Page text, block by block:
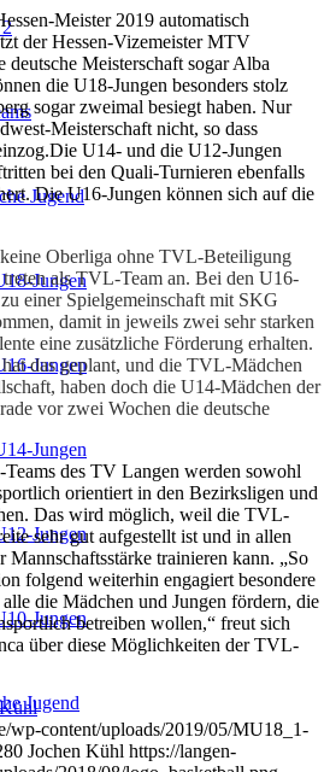
Jugend
Jungen
Jungen
Jungen
Jungen
Jungen
Jugend
Meister 2019 automatisch
der Hessen-Vizemeister MTV
Meisterschaft sogar Alba
die U18-Jungen besonders stolz
sogar zweimal besiegt haben. Nur
Meisterschaft nicht, so dass
U14- und die U12-Jungen
bei den Quali-Turnieren ebenfalls
Die U16-Jungen können sich auf die
Oberliga ohne TVL-Beteiligung
als TVL-Team an. Bei den U16-
einer Spielgemeinschaft mit SKG
damit in jeweils zwei sehr starken
eine zusätzliche Förderung erhalten.
das geplant, und die TVL-Mädchen
haben doch die U14-Mädchen der
vor zwei Wochen die deutsche
des TV Langen werden sowohl
orientiert in den Bezirksligen und
Das wird möglich, weil die TVL-
sehr gut aufgestellt ist und in allen
Mannschaftsstärke trainieren kann. „So
folgend weiterhin engagiert besondere
die Mädchen und Jungen fördern, die
betreiben wollen,“ freut sich
über diese Möglichkeiten der TVL-
wp-content/uploads/2019/05/MU18_1-
Jochen Kühl https://langen-